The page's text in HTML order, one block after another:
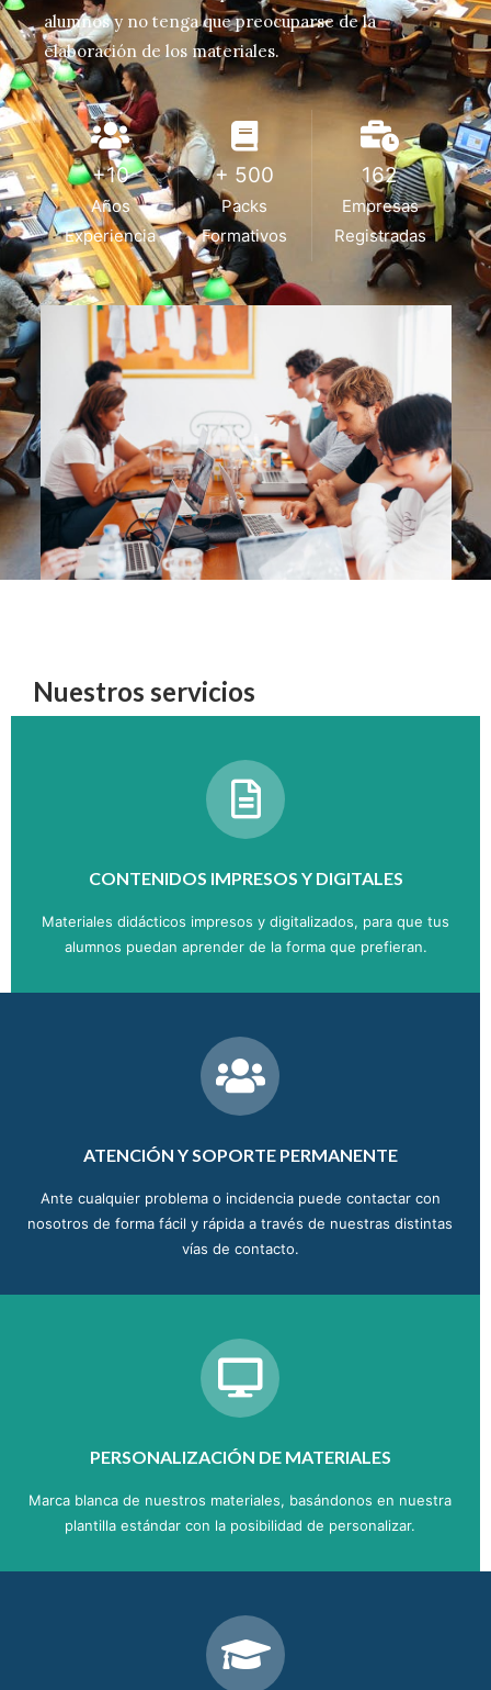
alumnos y no tenga que preocuparse de la
elaboración de los materiales.
+10
Años
Experiencia
+ 500
Packs
Formativos
162
Empresas
Registradas
Nuestros servicios
CONTENIDOS IMPRESOS Y DIGITALES
Materiales didácticos impresos y digitalizados, para que tus
alumnos puedan aprender de la forma que prefieran.
ATENCIÓN Y SOPORTE PERMANENTE
Ante cualquier problema o incidencia puede contactar con
nosotros de forma fácil y rápida a través de nuestras distintas
vías de contacto.
PERSONALIZACIÓN DE MATERIALES
Marca blanca de nuestros materiales, basándonos en nuestra
plantilla estándar con la posibilidad de personalizar.